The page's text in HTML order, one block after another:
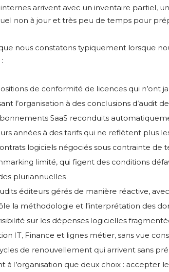
arrivent avec un inventaire partiel,
non à jour et très peu de temps pour
nous constatons typiquement lorsque
de conformité de licences qui n’ont
l’organisation à des conclusions d’audit
SaaS reconduits
années à des tarifs qui ne reflètent plus
logiciels négociés sous contrainte de
limité, qui figent des conditions
pluriannuelles
éditeurs gérés de manière réactive,
la méthodologie et l’interprétation des
sur les dépenses logicielles
IT, Finance et lignes métier, sans vue
de renouvellement qui arrivent sans
à l’organisation que deux choix : accepter